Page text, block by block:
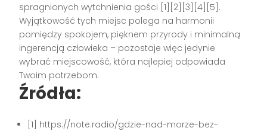
spragnionych wytchnienia gości [1][2][3][4][5].
Wyjątkowość tych miejsc polega na harmonii
pomiędzy spokojem, pięknem przyrody i minimalną
ingerencją człowieka – pozostaje więc jedynie
wybrać miejscowość, która najlepiej odpowiada
Twoim potrzebom.
Źródła:
[1] https://note.radio/gdzie-nad-morze-bez-